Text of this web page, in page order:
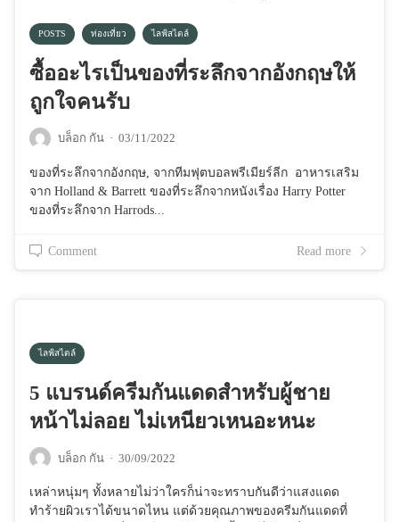
POSTS ท่องเที่ยว ไลฟ์สไตล์
ซื้ออะไรเป็นของที่ระลึกจากอังกฤษให้
ถูกใจคนรับ
บล็อก กัน · 03/11/2022
ของที่ระลึกจากอังกฤษ, จากทีมฟุตบอลพรีเมียร์ลีก อาหารเสริม
จาก Holland & Barrett ของที่ระลึกจากหนังเรื่อง Harry Potter
ของที่ระลึกจาก Harrods...
Comment Read more
ไลฟ์สไตล์
5 แบรนด์ครีมกันแดดสำหรับผู้ชาย
หน้าไม่ลอย ไม่เหนียวเหนอะหนะ
บล็อก กัน · 30/09/2022
เหล่าหนุ่มๆ ทั้งหลายไม่ว่าใครก็น่าจะทราบกันดีว่าแสงแดด
ทำร้ายผิวเราได้ขนาดไหน แต่ด้วยคุณภาพของครีมกันแดดที่